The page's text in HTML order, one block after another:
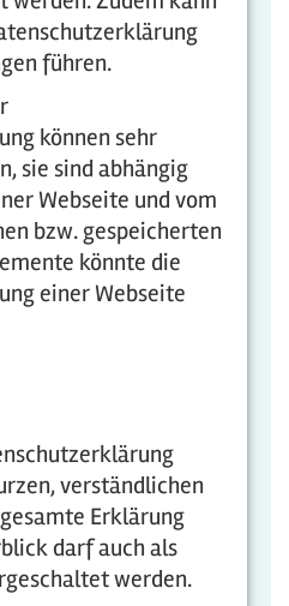
führen.
können sehr
sie sind abhängig
Webseite und vom
bzw. gespeicherten
könnte die
einer Webseite
verständlichen
Erklärung
darf auch als
werden.